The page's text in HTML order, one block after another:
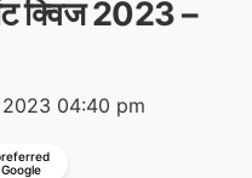
क्विज 2023 –
04:40 pm